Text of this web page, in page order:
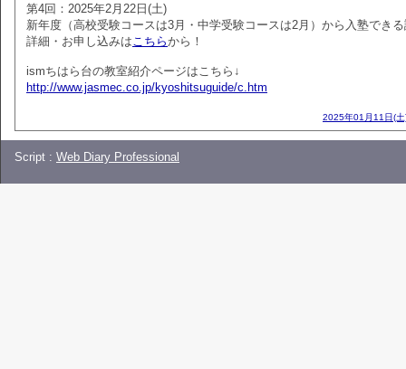
第4回：2025年2月22日(土)
新年度（高校受験コースは3月・中学受験コースは2月）から入塾でき
詳細・お申し込みはこちらから！
ismちはら台の教室紹介ページはこちら↓
http://www.jasmec.co.jp/kyoshitsuguide/c.htm
2025年01月11日(
Script : Web Diary Professional